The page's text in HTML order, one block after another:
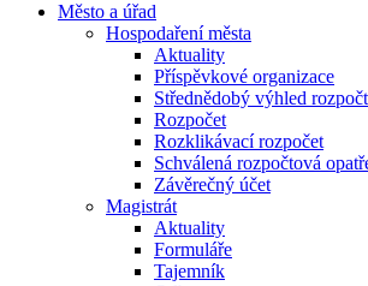
Město a úřad
Hospodaření města
Aktuality
Příspěvkové organizace
Střednědobý výhled
Rozpočet
Rozklikávací rozpočet
Schválená rozpočtová
Závěrečný účet
Magistrát
Aktuality
Formuláře
Tajemník